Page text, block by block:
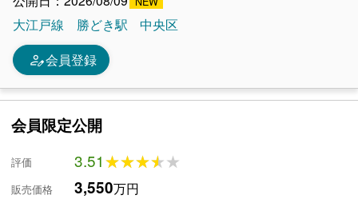
大江戸線
勝どき駅 中央区
person_edit会員登録
会員限定公開
評価 3.51★★★★★
★★★★★
販売価格 3,550万円